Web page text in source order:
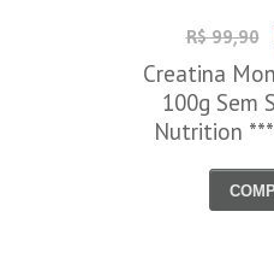
R$ 99,90
Creatina
100g Sem
Nutrition